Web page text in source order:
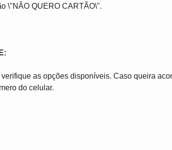
\"NÃO QUERO CARTÃO\".
as opções disponíveis. Caso queira
do celular.